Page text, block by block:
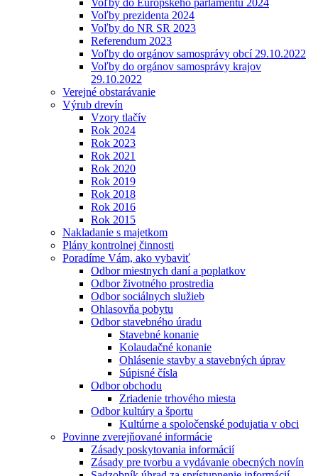
Voľby do Európskeho parlamentu 2024
Voľby prezidenta 2024
Voľby do NR SR 2023
Referendum 2023
Voľby do orgánov samosprávy obcí 29.10.2022
Voľby do orgánov samosprávy krajov
29.10.2022
Verejné obstarávanie
Výrub drevín
Vzory tlačív
Rok 2024
Rok 2023
Rok 2021
Rok 2020
Rok 2019
Rok 2018
Rok 2016
Rok 2015
Nakladanie s majetkom
Plány kontrolnej činnosti
Poradíme Vám, ako vybaviť
Odbor miestnych daní a poplatkov
Odbor životného prostredia
Odbor sociálnych služieb
Ohlasovňa pobytu
Odbor stavebného úradu
Stavebné konanie
Kolaudačné konanie
Ohlásenie stavby a stavebných úprav
Súpisné čísla
Odbor obchodu
Zriadenie trhového miesta
Odbor kultúry a športu
Kultúrne a spoločenské podujatia v obci
Povinne zverejňované informácie
Zásady poskytovania informácií
Zásady pre tvorbu a vydávanie obecných novín